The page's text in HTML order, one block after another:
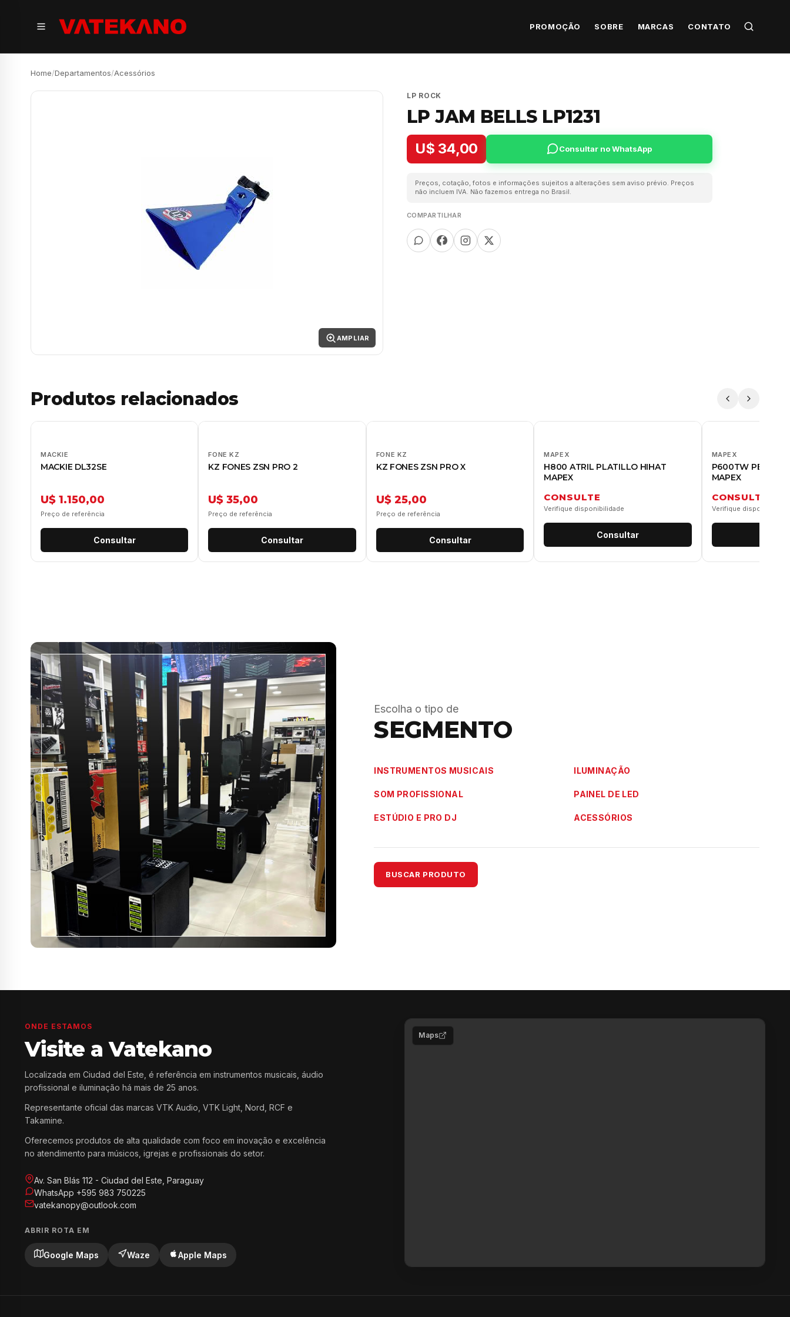
PROMOÇÃO SOBRE MARCAS CONTATO
Home/Departamentos/Acessórios
AMPLIAR
LP ROCK
LP JAM BELLS LP1231
U$ 34,00 Consultar no WhatsApp
Preços, cotação, fotos e informações sujeitos a alterações sem aviso prévio. Preços
não incluem IVA. Não fazemos entrega no Brasil.
COMPARTILHAR
Produtos relacionados
MACKIE
MACKIE DL32SE
U$ 1.150,00
Preço de referência
Consultar
FONE KZ
KZ FONES ZSN PRO 2
U$ 35,00
Preço de referência
Consultar
FONE KZ
KZ FONES ZSN PRO X
U$ 25,00
Preço de referência
Consultar
MAPEX
H800 ATRIL PLATILLO HIHAT
MAPEX
CONSULTE
Verifique disponibilidade
Consultar
MAPEX
P600TW PEDAL
MAPEX
CONSULTE
Verifique
Escolha o tipo de
SEGMENTO
INSTRUMENTOS MUSICAIS ILUMINAÇÃO
SOM PROFISSIONAL PAINEL DE LED
ESTÚDIO E PRO DJ ACESSÓRIOS
BUSCAR PRODUTO
ONDE ESTAMOS
Visite a Vatekano
Localizada em Ciudad del Este, é referência em instrumentos musicais, áudio
profissional e iluminação há mais de 25 anos.
Representante oficial das marcas VTK Audio, VTK Light, Nord, RCF e
Takamine.
Oferecemos produtos de alta qualidade com foco em inovação e excelência
no atendimento para músicos, igrejas e profissionais do setor.
Av. San Blás 112 - Ciudad del Este, Paraguay
WhatsApp +595 983 750225
vatekanopy@outlook.com
ABRIR ROTA EM
Google Maps Waze Apple Maps
Maps